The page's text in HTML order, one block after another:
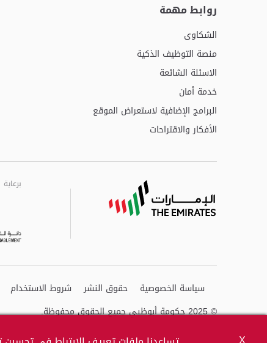
روابط مهمة
الشكاوى
منصة التوظيف الذكية
الاسئلة الشائعة
خدمة أمان
البرامج الإضافية لاستعراض الموقع
الأفكار والاقتراحات
برعاية
برعاية
سياسة الخصوصية حقوق النشر
شروط الاستخدام
© 2025 حكومة أبوظبي جميع الحقوق محفوظة.